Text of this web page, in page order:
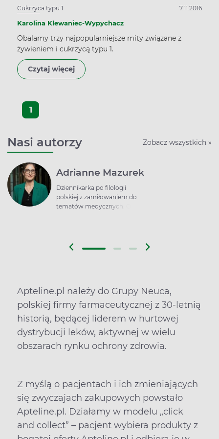
Cukrzyca typu 1 7.11.2016
Karolina Klewaniec-Wypychacz
Obalamy trzy najpopularniejsze mity związane z
żywieniem i cukrzycą typu 1.
Czytaj więcej
1
Nasi autorzy Zobacz wszystkich »
Adrianne Mazurek
Dziennikarka po filologii
polskiej z zamiłowaniem do
tematów medycznych. O
a przede wszystkim gorąco
zachęca do badań
wszystkim, żeby ludzie nie bali
się badać!”
Apteline.pl należy do Grupy Neuca,
polskiej firmy farmaceutycznej z 30-letnią
historią, będącej liderem w hurtowej
dystrybucji leków, aktywnej w wielu
obszarach rynku ochrony zdrowia.
Z myślą o pacjentach i ich zmieniających
się zwyczajach zakupowych powstało
Apteline.pl. Działamy w modelu „click
and collect” – pacjent wybiera produkty z